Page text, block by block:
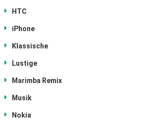
HTC
iPhone
Klassische
Lustige
Marimba Remix
Musik
Nokia